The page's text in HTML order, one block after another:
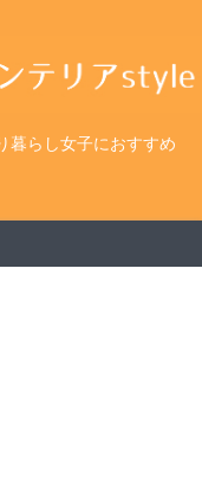
暮らし女子におすすめ